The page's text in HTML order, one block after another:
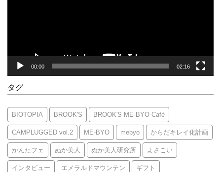
00:00 02:16
タグ
BIOTOPIA BROOK'S BROOK'S ME-BYO Café
CAMPLUGGED vol.2 ME-BYO mebyo からだキレイ化計画
かんたフェ ぬか美人 ぬか美人研究所 よさこい
インタビュー エメラルドマウンテン ギフト